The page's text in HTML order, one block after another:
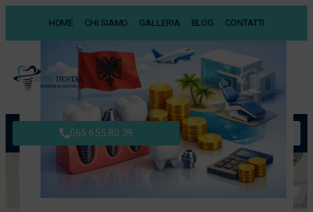
HOME CHI SIAMO GALLERIA BLOG CONTATTI
English Version
065 655 80 39
Capsule dentali in Albania:
costo reale